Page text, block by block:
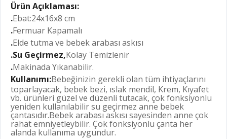
Ürün Açıklaması:
.Ebat:24x16x8 cm
.Fermuar Kapamalı
.Elde tutma ve bebek arabası askısı
.Su Geçirmez,Kolay Temizlenir
.Makinada Yıkanabilir.
Kullanımı:Bebeğinizin gerekli olan tüm ihtiyaçlarını
toparlayacak, bebek bezi, ıslak mendil, Krem, Kıyafet
vb. ürünleri güzel ve düzenli tutacak, çok fonksiyonlu
yeniden kullanılabilir su geçirmez anne bebek
çantasıdır.Bebek arabası askısı sayesinden anne çok
rahat emniyetleybilir. Çok fonksiyonlu çanta her
alanda kullanıma uygundur.